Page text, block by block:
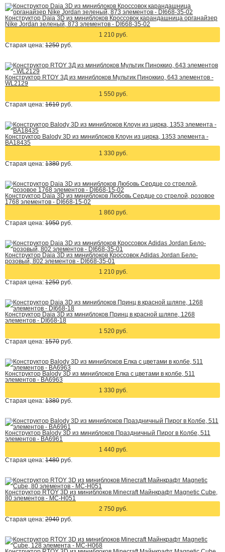
Конструктор Daia 3D из миниблоков Кроссовок карандашница органайзер
Nike Jordan зеленый, 873 элементов - DI668-35-02
1 210 руб.
Старая цена: 1250 руб.
Конструктор RTOY 3Д из миниблоков Мультик Пиноккио, 643 элементов -
WL2129
1 550 руб.
Старая цена: 1610 руб.
Конструктор Balody 3D из миниблоков Клоун из цирка, 1353 элемента -
BA18435
1 330 руб.
Старая цена: 1380 руб.
Конструктор Daia 3D из миниблоков Любовь Сердце со стрелой, розовое
1768 элементов - DI668-15-02
1 860 руб.
Старая цена: 1950 руб.
Конструктор Daia 3D из миниблоков Кроссовок Adidas Jordan Бело-
розовый, 802 элементов - DI668-35-01
1 210 руб.
Старая цена: 1250 руб.
Конструктор Daia 3D из миниблоков Принц в красной шляпе, 1268
элементов - DI668-18
1 520 руб.
Старая цена: 1570 руб.
Конструктор Balody 3D из миниблоков Елка с цветами в колбе, 511
элементов - BA6963
1 330 руб.
Старая цена: 1380 руб.
Конструктор Balody 3D из миниблоков Праздничный Пирог в Колбе, 511
элементов - BA6961
1 440 руб.
Старая цена: 1480 руб.
Конструктор RTOY 3D из миниблоков Minecraft Майнкрафт Magnetic Cube,
80 элементов - MC-H051
2 750 руб.
Старая цена: 2940 руб.